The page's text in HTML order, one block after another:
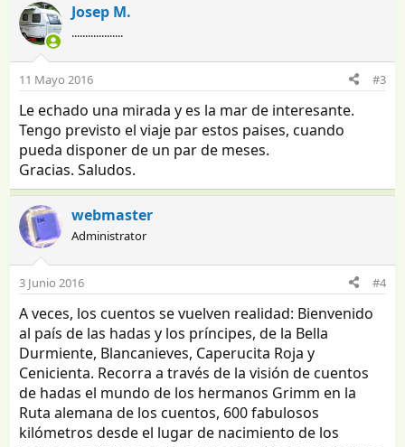
Josep M.
...................
11 Mayo 2016 #3
Le echado una mirada y es la mar de interesante.
Tengo previsto el viaje par estos paises, cuando
pueda disponer de un par de meses.
Gracias. Saludos.
webmaster
Administrator
3 Junio 2016 #4
A veces, los cuentos se vuelven realidad: Bienvenido
al país de las hadas y los príncipes, de la Bella
Durmiente, Blancanieves, Caperucita Roja y
Cenicienta. Recorra a través de la visión de cuentos
de hadas el mundo de los hermanos Grimm en la
Ruta alemana de los cuentos, 600 fabulosos
kilómetros desde el lugar de nacimiento de los